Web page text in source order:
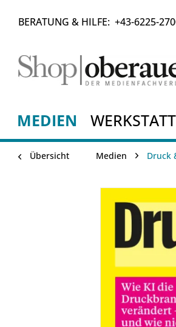
BERATUNG & HILFE: +43-6225-
MEDIEN WERKSTATT
Übersicht Medien Druck